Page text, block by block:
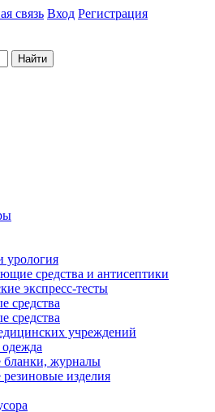
связь Вход Регистрация
Найти
урология
средства и антисептики
экспресс-тесты
средства
средства
учреждений
журналы
изделия